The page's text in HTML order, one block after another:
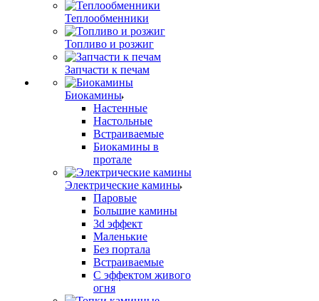
Теплообменники
Топливо и розжиг
Запчасти к печам
Биокамины
Настенные
Настольные
Встраиваемые
Биокамины в
протале
Электрические камины
Паровые
Большие камины
3d эффект
Маленькие
Без портала
Встраиваемые
С эффектом живого
огня